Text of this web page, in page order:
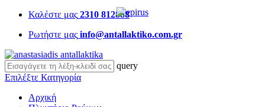
Καλέστε μας 2310 812888
Ρωτήστε μας info@antallaktiko.com.gr
query
Επιλέξτε Κατηγορία
Αρχική